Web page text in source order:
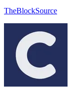
TheBlockSource